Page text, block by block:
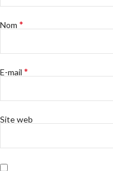
Nom *
E-mail *
Site web